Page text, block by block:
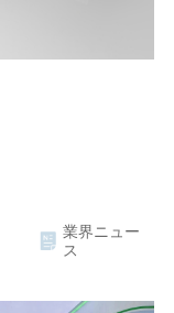
業界ニュー
ス